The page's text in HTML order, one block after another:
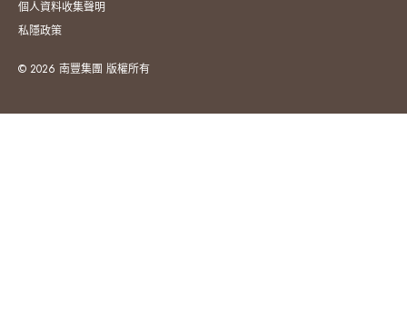
個人資料收集聲明
私隱政策
© 2026 南豐集團 版權所有